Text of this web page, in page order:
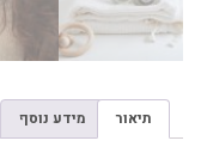
תיאור מידע נוסף